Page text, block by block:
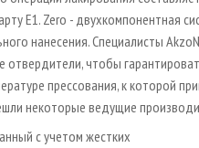
E1. Zero - двухкомпонентная
нанесения. Специалисты
чтобы
прессования, к которой
некоторые ведущие
с учетом жестких